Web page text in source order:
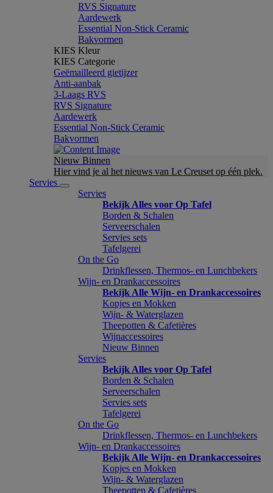
RVS Signature
Aardewerk
Essential Non-Stick Ceramic
Bakvormen
KIES Kleur
KIES Categorie
Geëmailleerd gietijzer
Anti-aanbak
3-Laags RVS
RVS Signature
Aardewerk
Essential Non-Stick Ceramic
Bakvormen
Nieuw Binnen
Hier vind je al het nieuws van Le Creuset op één plek.
Servies
Servies
Bekijk Alles voor Op Tafel
Borden & Schalen
Serveerschalen
Servies sets
Tafelgerei
On the Go
Drinkflessen, Thermos- en Lunchbekers
Wijn- en Drankaccessoires
Bekijk Alle Wijn- en Drankaccessoires
Kopjes en Mokken
Wijn- & Waterglazen
Theepotten & Cafetières
Wijnaccessoires
Nieuw Binnen
Servies
Bekijk Alles voor Op Tafel
Borden & Schalen
Serveerschalen
Servies sets
Tafelgerei
On the Go
Drinkflessen, Thermos- en Lunchbekers
Wijn- en Drankaccessoires
Bekijk Alle Wijn- en Drankaccessoires
Kopjes en Mokken
Wijn- & Waterglazen
Theepotten & Cafetières